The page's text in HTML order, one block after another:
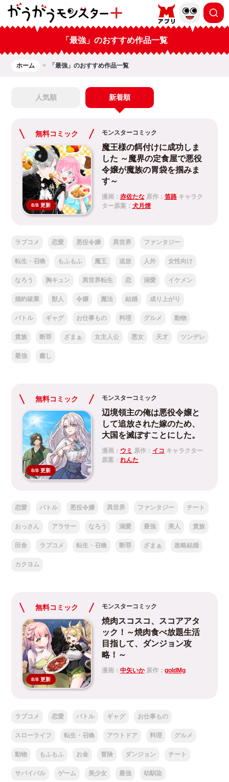
「最強」のおすすめ作品一覧
ホーム 「最強」のおすすめ作品一覧
人気順 新着順
無料コミック
8/8 更新
モンスターコミック
魔王様の餌付けに成功しま
した ～魔界の定食屋で悪役
令嬢が魔族の胃袋を掴みま
す～
漫画： 赤佐たな原作： 笛路キャラク
ター原案： 犬月煙
ラブコメ 恋愛 悪役令嬢 異世界 ファンタジー
転生・召喚 もふもふ 魔王 追放 人外 女性向け
なろう 胸キュン 異世界転生 恋 溺愛 イケメン
婚約破棄 獣人 令嬢 魔法 結婚 成り上がり
バトル ギャグ お仕事もの 料理 グルメ 動物
貴族 断罪 ざまぁ 女主人公 悪女 天才 ツンデレ
最強 癒し
無料コミック
8/8 更新
モンスターコミック
辺境領主の俺は悪役令嬢と
して追放された嫁のため、
大国を滅ぼすことにした。
漫画： ウミ 原作： イコ キャラクター
原案： れんた
恋愛 バトル 悪役令嬢 異世界 ファンタジー チート
おっさん アラサー なろう 溺愛 最強 美人 貴族
田舎 ラブコメ 転生・召喚 断罪 ざまぁ 政略結婚
カクヨム
無料コミック
8/8 更新
モンスターコミック
焼肉スコスコ、スコアアタ
ック！～焼肉食べ放題生活
目指して、ダンジョン攻
略！～
漫画： 中矢いか原作： goldMg
ラブコメ 恋愛 バトル ギャグ お仕事もの
スローライフ 転生・召喚 アウトドア 料理 グルメ
動物 もふもふ お金 冒険 ダンジョン チート
サバイバル ゲーム 美少女 最強 幼馴染